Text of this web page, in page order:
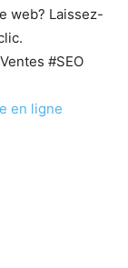
web? Laissez-
#SEO
en ligne